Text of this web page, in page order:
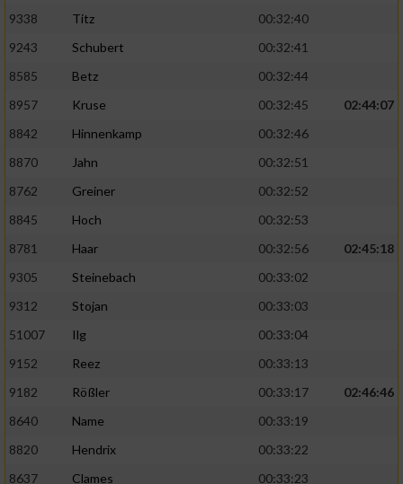
9338
Titz
00:32:40
9243
Schubert
00:32:41
8585
Betz
00:32:44
8957
Kruse 00:32:45
02:44:07
8842
Hinnenkamp
00:32:46
8870
Jahn
00:32:51
8762
Greiner
00:32:52
8845
Hoch
00:32:53
8781
Haar 00:32:56
02:45:18
9305
Steinebach
00:33:02
9312
Stojan
00:33:03
51007
Ilg
00:33:04
9152
Reez
00:33:13
9182
Rößler 00:33:17
02:46:46
8640
Name
00:33:19
8820
Hendrix
00:33:22
8637
Clames
00:33:23